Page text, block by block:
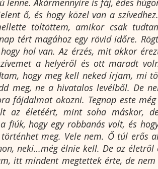
Akármennyire is fáj, édes
ő, és hogy közel van a
töltöttem, amikor csak
tért magához egy rövid időre.
hol van. Az érzés, mit akkor
a helyéről és ott maradt
hogy meg kell neked írjam, mi
meg, ne a hivatalos levélből. De
fájdalmat okozni. Tegnap este még
az életéért, mint soha máskor,
fiúk, hogy egy robbanás volt, és
meg. Vele nem. Ő túl erős
neki…még élnie kell. De az
itt mindent megtettek érte, de